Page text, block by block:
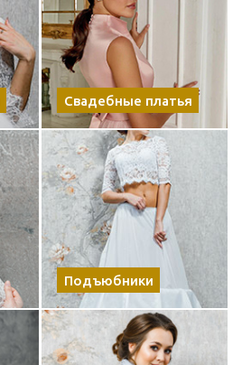
Свадебные платья
Подъюбники